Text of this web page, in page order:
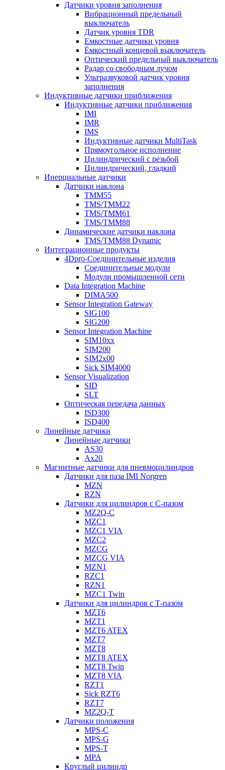
Датчики уровня заполнения
Вибрационный предельный
выключатель
Датчик уровня TDR
Емкостные датчики уровня
Ёмкостный концевой выключатель
Оптический предельный выключатель
Радар со свободным лучом
Ультразвуковой датчик уровня
заполнения
Индуктивные датчики приближения
Индуктивные датчики приближения
IMI
IMR
IMS
Индуктивные датчики MultiTask
Прямоугольное исполнение
Цилиндрический с резьбой
Цилиндрический, гладкий
Инерциальные датчики
Датчики наклона
TMM55
TMS/TMM22
TMS/TMM61
TMS/TMM88
Динамические датчики наклона
TMS/TMM88 Dynamic
Интеграционные продукты
4Dpro-Соединительные изделия
Соединительные модули
Модули промышленной сети
Data Integration Machine
DIMA500
Sensor Integration Gateway
SIG100
SIG200
Sensor Integration Machine
SIM10xx
SIM200
SIM2x00
Sick SIM4000
Sensor Visualization
SID
SLT
Оптическая передача данных
ISD300
ISD400
Линейные датчики
Линейные датчики
AS30
Ax20
Магнитные датчики для пневмоцилиндров
Датчики для паза IMI Norgren
MZN
RZN
Датчики для цилиндров с С-пазом
MZ2Q-C
MZC1
MZC1 VIA
MZC2
MZCG
MZCG VIA
MZN1
RZC1
RZN1
MZC1 Twin
Датчики для цилиндров с Т-пазом
MZT6
MZT1
MZT6 ATEX
MZT7
MZT8
MZT8 ATEX
MZT8 Twin
MZT8 VIA
RZT1
Sick RZT6
RZT7
MZ2Q-T
Датчики положения
MPS-C
MPS-G
MPS-T
MPA
Круглый цилиндр